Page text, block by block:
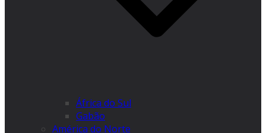
África do Sul
Gabão
América do Norte